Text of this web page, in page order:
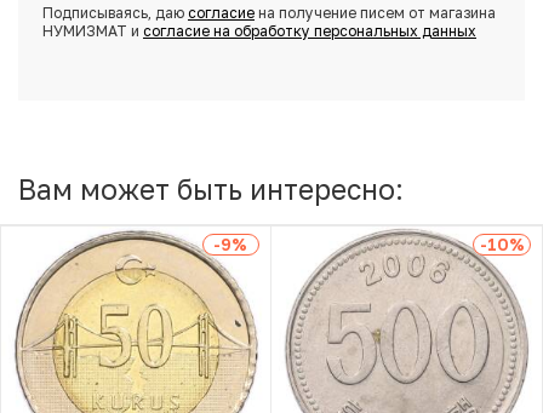
Подписываясь, даю согласиена получение писем от магазина
НУМИЗМАТ и согласие на обработку персональных данных
Вам может быть интересно:
-9% -10%